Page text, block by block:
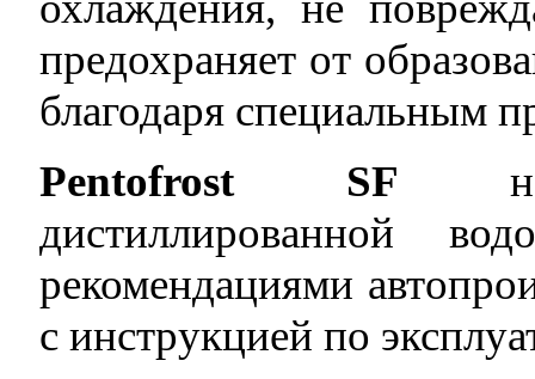
предохраняет от
благодаря специальным
Pentofrost SF
дистиллированной
рекомендациями
с инструкцией по